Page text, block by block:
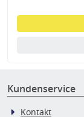
Kundenservice
Kontakt